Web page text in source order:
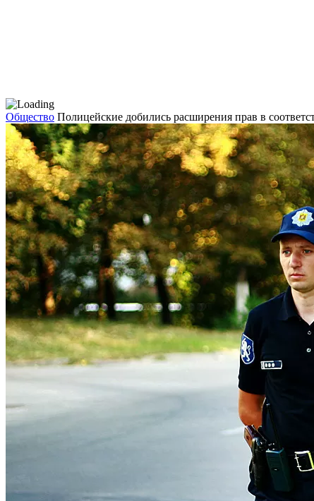
Общество Полицейские добились расширения прав в